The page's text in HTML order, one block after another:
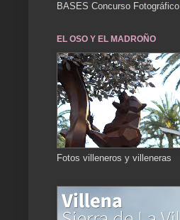
BASES Concurso Fotográfico
EL OSO Y EL MADROÑO
Fotos villeneros y villeneras